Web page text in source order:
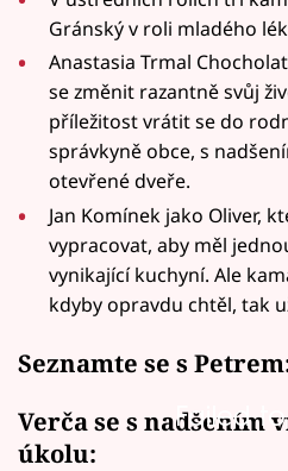
Gránský v roli mladého
Anastasia Trmal
se změnit razantně svůj
příležitost vrátit se do
správkyně obce, s
otevřené dveře.
Jan Komínek jako Oliver,
vypracovat, aby měl
vynikající kuchyní. Ale
kdyby opravdu chtěl, tak
Seznamte se s
Failed
Verča se s nadšením
úkolu: